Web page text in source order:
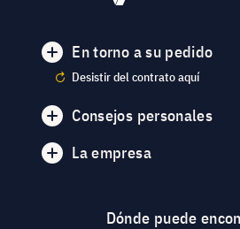
En torno a su pedido
Desistir del contrato aquí
Consejos personales
La empresa
Dónde puede